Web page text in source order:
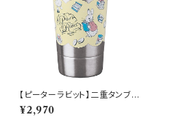
【ピーターラビット】二重タンブラ
ー（シスターズ）【リトルブック】
¥2,970